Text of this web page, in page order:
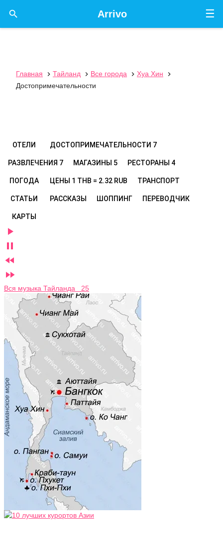
☰
Arrivo

Главная  Тайланд  Все города  Хуа Хин

Достопримечательности
ОТЕЛИ ДОСТОПРИМЕЧАТЕЛЬНОСТИ 7
РАЗВЛЕЧЕНИЯ 7 МАГАЗИНЫ 5 РЕСТОРАНЫ 4
ПОГОДА ЦЕНЫ 1 THB = 2.32 RUB ТРАНСПОРТ
СТАТЬИ РАССКАЗЫ ШОППИНГ ПЕРЕВОДЧИК
КАРТЫ




Вся музыка Тайланда 25